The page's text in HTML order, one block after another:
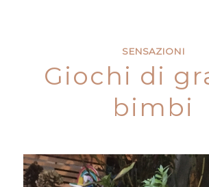
SENSAZIONI
Giochi di
bimbi